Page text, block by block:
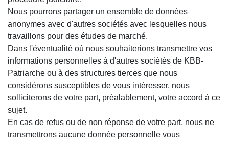
Nous pourrons partager un ensemble de données
anonymes avec d'autres sociétés avec lesquelles nous
travaillons pour des études de marché.
Dans l'éventualité où nous souhaiterions transmettre vos
informations personnelles à d'autres sociétés de KBB-
Patriarche ou à des structures tierces que nous
considérons susceptibles de vous intéresser, nous
solliciterons de votre part, préalablement, votre accord à ce
sujet.
En cas de refus ou de non réponse de votre part, nous ne
transmettrons aucune donnée personnelle vous